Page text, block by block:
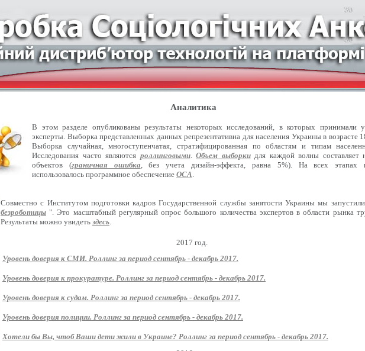
Аналитика
В этом разделе опубликованы результаты некоторых исследований, в которых принимали
эксперты. Выборка представленных данных репрезентативна для населения Украины в возрасте
Выборка случайная, многоступенчатая, стратифицированная по областям и типам
Исследования часто являются роллинговыми. Объем выборкидля каждой волны составляет
объектов (граничная ошибка, без учета дизайн-эффекта, равна 5%). На всех этапах
использовалось программное обеспечение ОСА.
Совместно с Институтом подготовки кадров Государственной службы занятости Украины мы
безроботицы ". Это масштабный регулярный опрос большого количества экспертов в области рынка
Результаты можно увидеть здесь.
2017 год.
Уровень доверия к СМИ. Роллинг за период сентябрь - декабрь 2017.
Уровень доверия к прокуратуре. Роллинг за период сентябрь - декабрь 2017.
Уровень доверия к судам. Роллинг за период сентябрь - декабрь 2017.
Уровень доверия полиции. Роллинг за период сентябрь - декабрь 2017.
Хотели бы Вы, чтоб Ваши дети жили в Украине? Роллинг за период сентябрь - декабрь 2017.